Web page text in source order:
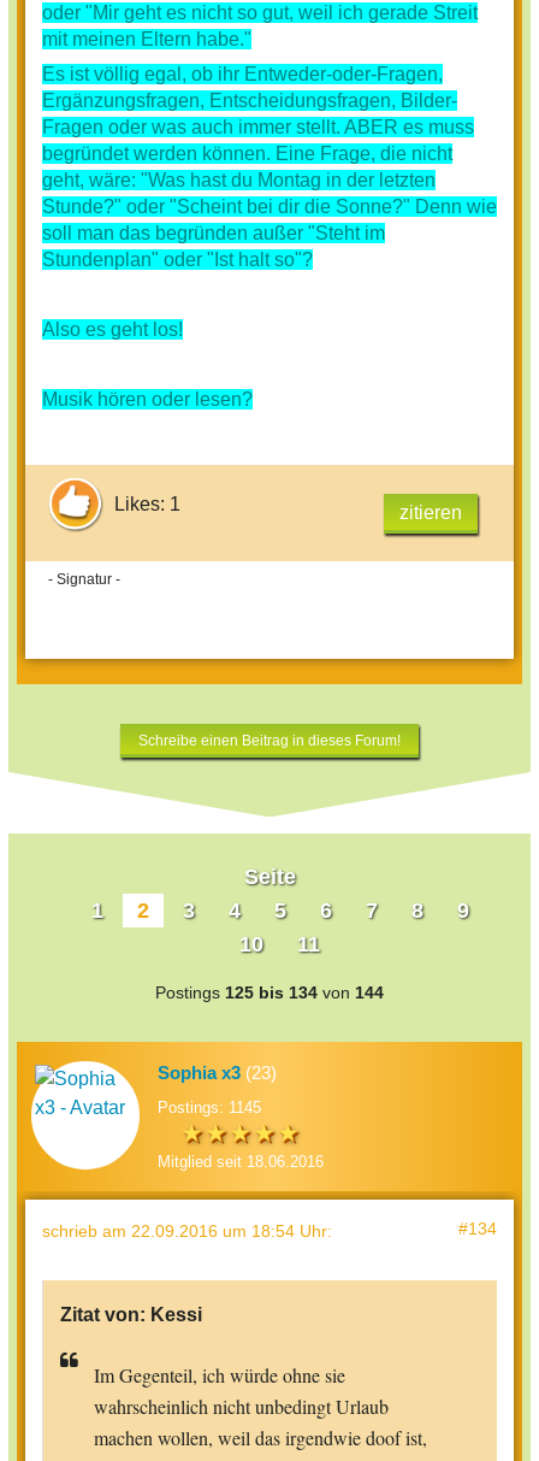
oder "Mir geht es nicht so gut, weil ich gerade Streit
mit meinen Eltern habe."
Es ist völlig egal, ob ihr Entweder-oder-Fragen,
Ergänzungsfragen, Entscheidungsfragen, Bilder-
Fragen oder was auch immer stellt. ABER es muss
begründet werden können. Eine Frage, die nicht
geht, wäre: "Was hast du Montag in der letzten
Stunde?" oder "Scheint bei dir die Sonne?" Denn wie
soll man das begründen außer "Steht im
Stundenplan" oder "Ist halt so"?
Also es geht los!
Musik hören oder lesen?
Likes: 1 zitieren
- Signatur -
Schreibe einen Beitrag in dieses Forum!
Seite
1
2 3 4 5 6 7 8
9
10
11
Postings 125 bis 134 von 144
Sophia x3 (23)
Postings: 1145
Mitglied seit 18.06.2016
schrieb am 22.09.2016 um 18:54 Uhr: #134
Zitat von: Kessi
Im Gegenteil, ich würde ohne sie
wahrscheinlich nicht unbedingt Urlaub
machen wollen, weil das irgendwie doof ist,